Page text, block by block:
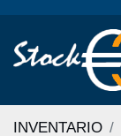
INVENTARIO